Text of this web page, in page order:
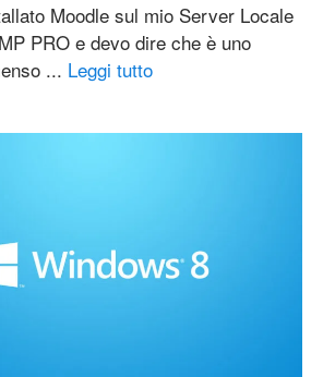
Moodle sul mio Server Locale
PRO e devo dire che è uno
... Leggi tutto